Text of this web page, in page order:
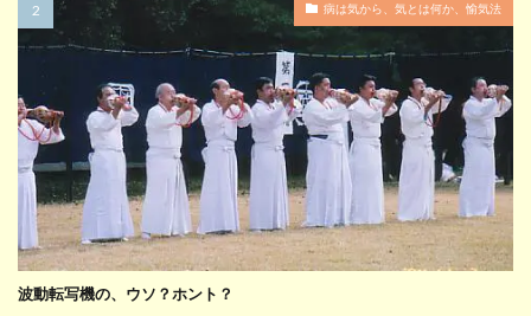
病は気から、気とは何か、愉気法
波動転写機の、ウソ？ホント？